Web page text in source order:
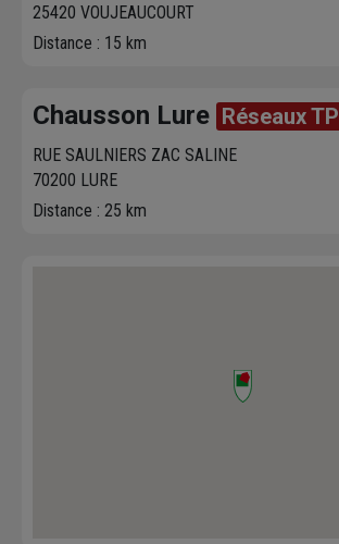
25420 VOUJEAUCOURT
Distance : 15 km
Chausson Lure Réseaux TP
RUE SAULNIERS ZAC SALINE
70200 LURE
Distance : 25 km